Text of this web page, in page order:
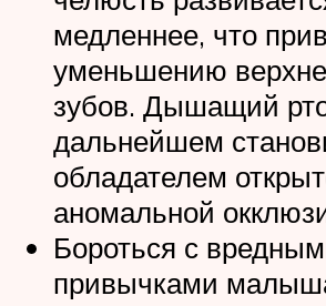
медленнее, что
уменьшению
зубов. Дышащий
дальнейшем
обладателем
аномальной
Бороться с
привычками